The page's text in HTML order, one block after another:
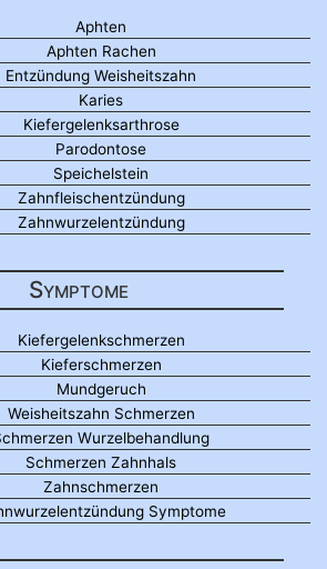
Aphten
Aphten Rachen
Entzündung Weisheitszahn
Karies
Kiefergelenksarthrose
Parodontose
Speichelstein
Zahnfleischentzündung
Zahnwurzelentzündung
Symptome
Kiefergelenkschmerzen
Kieferschmerzen
Mundgeruch
Weisheitszahn Schmerzen
Wurzelbehandlung
Schmerzen Zahnhals
Zahnschmerzen
Symptome